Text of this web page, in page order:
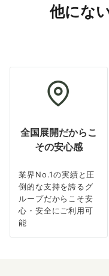
他にな
全国展開だからこ
その安心感
業界No.1の実績と圧
倒的な支持を誇るグ
ループだからこそ安
心・安全にご利用可
能